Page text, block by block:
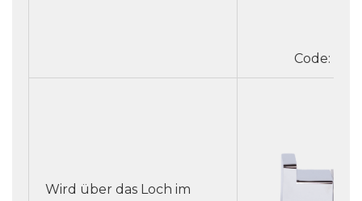
Code:
Wird über das Loch im